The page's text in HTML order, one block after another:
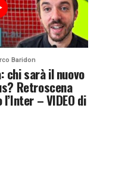
Baridon
chi sarà il nuovo
Retroscena
– VIDEO di